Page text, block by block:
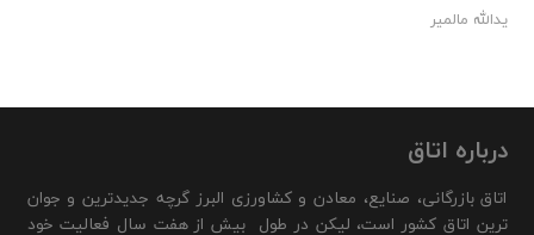
یدالله مالمیر
درباره اتاق
اتاق بازرگانی، صنایع، معادن و کشاورزی البرز گرچه جدیدترین و جوان
ترین اتاق کشور است، لیکن در طول بیش از هفت سال فعالیت خود